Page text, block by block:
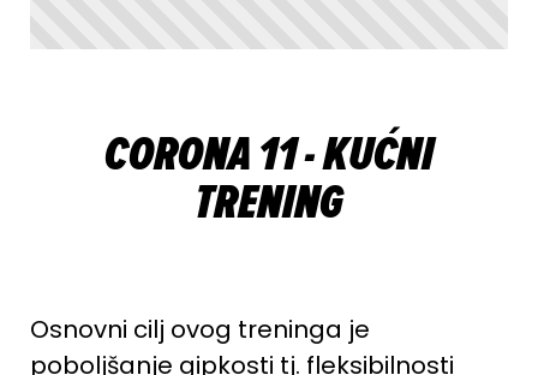
CORONA 11 - KUĆNI
TRENING
Osnovni cilj ovog treninga je
poboljšanje gipkosti tj. fleksibilnosti